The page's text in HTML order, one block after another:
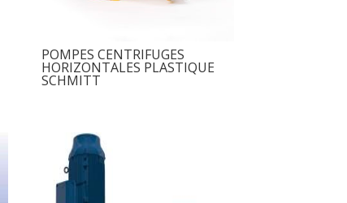
POMPES CENTRIFUGES
HORIZONTALES PLASTIQUE
SCHMITT